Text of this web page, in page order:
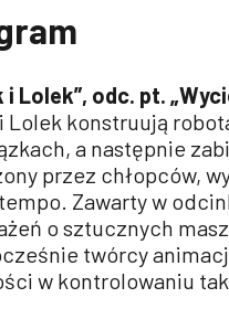
i Lolek”, odc. pt.
Lolek konstruują
a następnie
przez chłopców,
Zawarty w
o sztucznych
twórcy
w kontrolowaniu